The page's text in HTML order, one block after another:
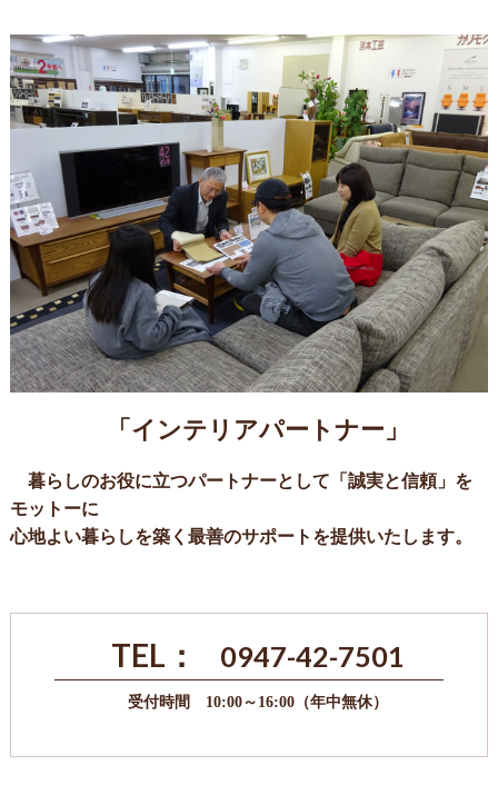
「インテリアパートナー」
暮らしのお役に立つパートナーとして「誠実と信頼」を
モットーに
心地よい暮らしを築く最善のサポートを提供いたします。
TEL： 0947-42-7501
受付時間 10:00～16:00（年中無休）